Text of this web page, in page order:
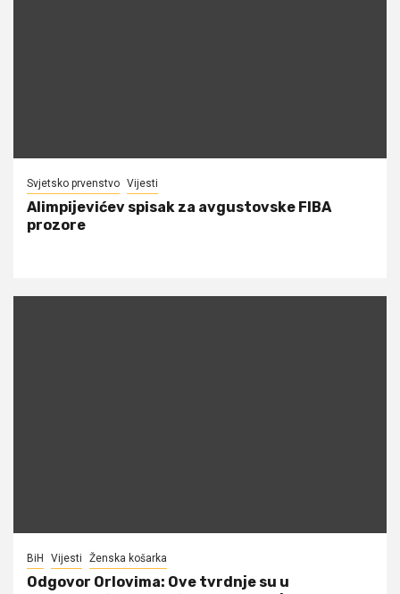
Svjetsko prvenstvo Vijesti
Alimpijevićev spisak za avgustovske FIBA
prozore
BiH Vijesti Ženska košarka
Odgovor Orlovima: ​Ove tvrdnje su u